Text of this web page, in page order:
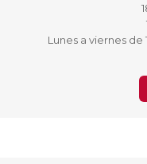
Lunes a viernes de